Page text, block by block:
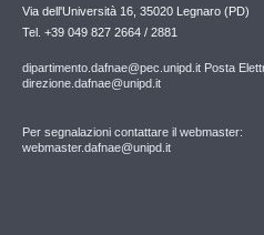
Via dell'Università 16, 35020 Legnaro (PD)
Tel. +39 049 827 2664 / 2881
dipartimento.dafnae@pec.unipd.it Posta
direzione.dafnae@unipd.it
Per segnalazioni contattare il webmaster:
webmaster.dafnae@unipd.it